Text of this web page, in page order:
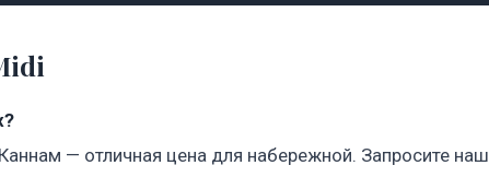
— отличная цена для набережной. Запросите